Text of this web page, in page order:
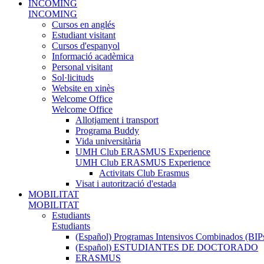
INCOMING
INCOMING
Cursos en anglés
Estudiant visitant
Cursos d'espanyol
Informació acadèmica
Personal visitant
Sol·licituds
Website en xinès
Welcome Office
Welcome Office
Allotjament i transport
Programa Buddy
Vida universitària
UMH Club ERASMUS Experience
UMH Club ERASMUS Experience
Activitats Club Erasmus
Visat i autorització d'estada
MOBILITAT
MOBILITAT
Estudiants
Estudiants
(Español) Programas Intensivos Combinados
(Español) ESTUDIANTES DE DOCTORADO
ERASMUS